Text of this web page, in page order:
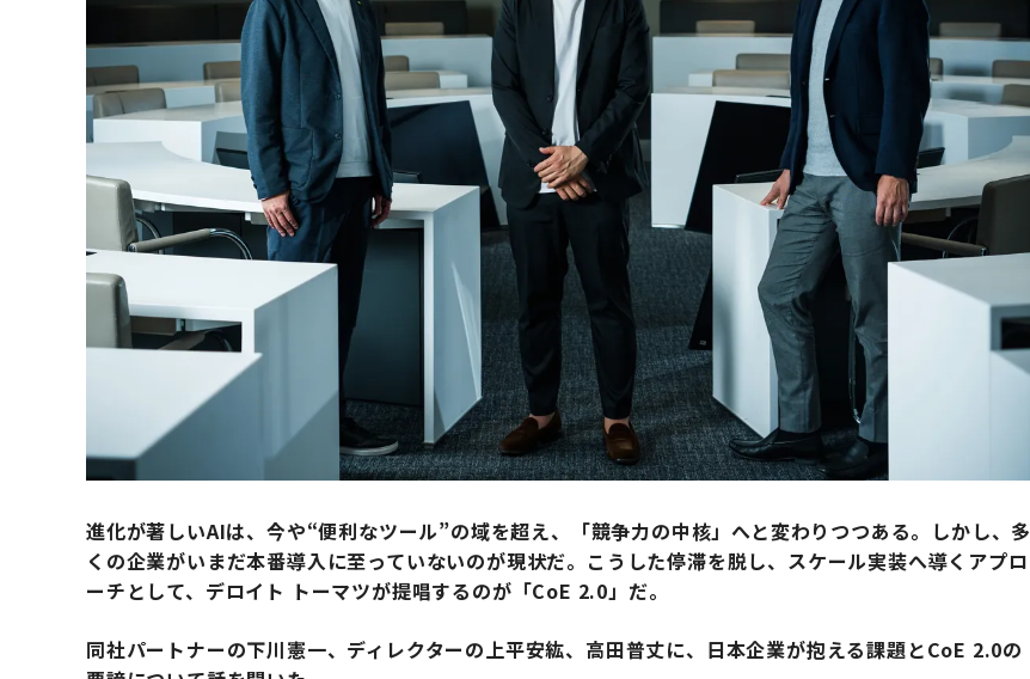
進化が著しいAIは、今や“便利なツール”の域を超え、「競争力の中核」へと変わりつつある。しかし、多
くの企業がいまだ本番導入に至っていないのが現状だ。こうした停滞を脱し、スケール実装へ導くアプロ
ーチとして、デロイト トーマツが提唱するのが「CoE 2.0」だ。
同社パートナーの下川憲一、ディレクターの上平安紘、高田普丈に、日本企業が抱える課題とCoE 2.0の